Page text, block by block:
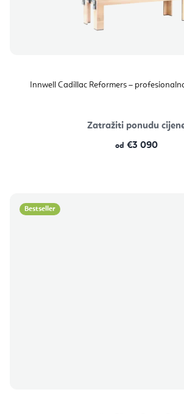
Innwell Cadillac Reformers –
Zatražiti ponudu
od €3 090
Bestseller